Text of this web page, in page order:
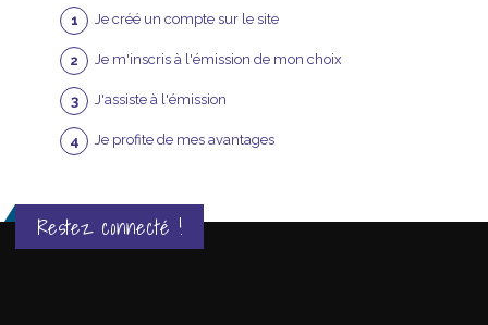
Je créé un compte sur le site
Je m'inscris à l'émission de mon choix
J'assiste à l'émission
Je profite de mes avantages
Restez connecté !